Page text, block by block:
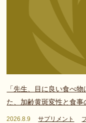
「先生、目に良い食べ
た、加齢黄斑変性と食事
2026.8.9 サプリメント